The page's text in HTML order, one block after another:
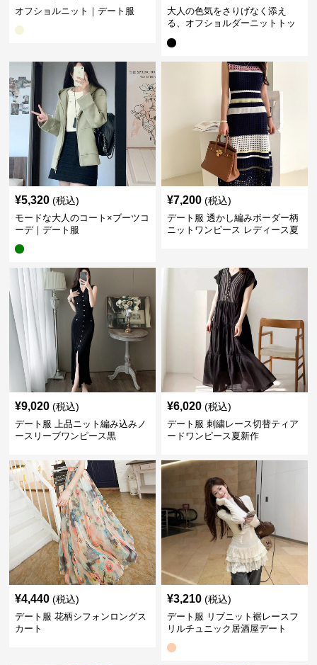
オフショルニット｜デート服
大人の色気をさりげなく添え
る、オフショルダーニットトッ
¥5,320 (税込)
モードな大人のコート×ブーツコ
ーデ｜デート服
¥7,200 (税込)
デート服 透かし編みボーダー柄
ニットワンピース レディース夏
¥9,020 (税込)
デート服 上品ニット編み込みノ
ースリーブワンピース黒
¥6,020 (税込)
デート服 刺繍レース切替ティア
ードワンピース夏新作
¥4,440 (税込)
デート服 花柄シフォンロングス
カート
¥3,210 (税込)
デート服 リブニット裾レースフ
リルチュニック居酒屋デート